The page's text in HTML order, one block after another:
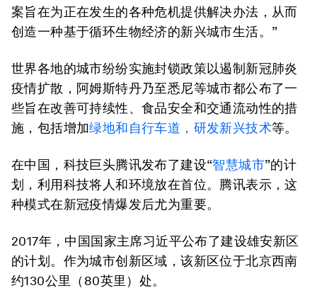
案旨在为正在发生的各种危机提供解决办法，从而
创造一种基于循环生物经济的新兴城市生活。”
世界各地的城市纷纷实施封锁政策以遏制新冠肺炎
疫情扩散，阿姆斯特丹乃至悉尼等城市都公布了一
些旨在改善可持续性、食品安全和交通流动性的措
施，包括增加绿地和自行车道，研发新兴技术等。
在中国，科技巨头腾讯发布了建设“智慧城市”的计
划，利用科技将人和环境放在首位。腾讯表示，这
种模式在新冠疫情爆发后尤为重要。
2017年，中国国家主席习近平公布了建设雄安新区
的计划。作为城市创新区域，该新区位于北京西南
约130公里（80英里）处。